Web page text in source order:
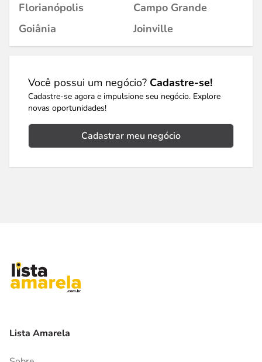
Florianópolis
Campo Grande
Goiânia
Joinville
Você possui um negócio? Cadastre-se!
Cadastre-se agora e impulsione seu negócio. Explore
novas oportunidades!
Cadastrar meu negócio
Lista Amarela